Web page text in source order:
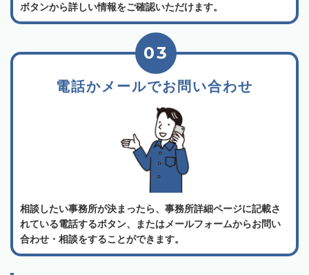
ボタンから詳しい情報をご確認いただけます。
電話かメールでお問い合わせ
03
相談したい事務所が決まったら、事務所詳細ページに記載さ
れている電話するボタン、またはメールフォームからお問い
合わせ・相談をすることができます。